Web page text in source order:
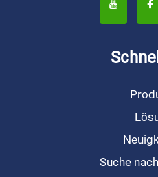
Suche